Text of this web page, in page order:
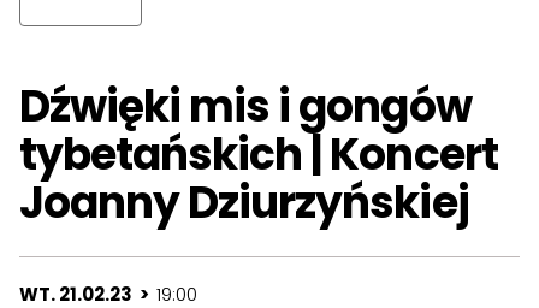
Dźwięki mis i gongów
tybetańskich | Koncert
Joanny Dziurzyńskiej
WT. 21.02.23 > 19:00